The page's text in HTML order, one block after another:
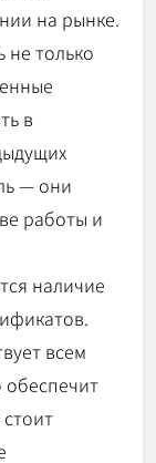
на рынке.
только
в
— они
работы и
наличие
всем